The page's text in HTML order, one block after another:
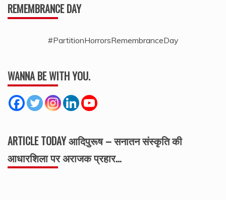
REMEMBRANCE DAY
#PartitionHorrorsRemembranceDay
WANNA BE WITH YOU.
ARTICLE TODAY आदिपुरूष – सनातन संस्कृति की
आधारशिला पर अराजक प्रहार…